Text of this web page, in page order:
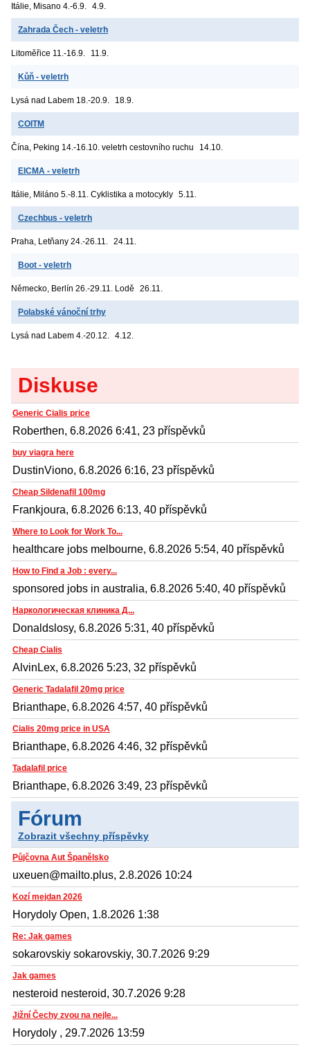
Itálie, Misano 4.-6.9. 4.9.
Zahrada Čech - veletrh
Litoměřice 11.-16.9. 11.9.
Kůň - veletrh
Lysá nad Labem 18.-20.9. 18.9.
COITM
Čína, Peking 14.-16.10. veletrh cestovního ruchu 14.10.
EICMA - veletrh
Itálie, Miláno 5.-8.11. Cyklistika a motocykly 5.11.
Czechbus - veletrh
Praha, Letňany 24.-26.11. 24.11.
Boot - veletrh
Německo, Berlín 26.-29.11. Lodě 26.11.
Polabské vánoční trhy
Lysá nad Labem 4.-20.12. 4.12.
Diskuse
Generic Cialis price
Roberthen, 6.8.2026 6:41, 23 příspěvků
buy viagra here
DustinViono, 6.8.2026 6:16, 23 příspěvků
Cheap Sildenafil 100mg
Frankjoura, 6.8.2026 6:13, 40 příspěvků
Where to Look for Work To...
healthcare jobs melbourne, 6.8.2026 5:54, 40 příspěvků
How to Find a Job : every...
sponsored jobs in australia, 6.8.2026 5:40, 40 příspěvků
Наркологическая клиника Д...
Donaldslosy, 6.8.2026 5:31, 40 příspěvků
Cheap Cialis
AlvinLex, 6.8.2026 5:23, 32 příspěvků
Generic Tadalafil 20mg price
Brianthape, 6.8.2026 4:57, 40 příspěvků
Cialis 20mg price in USA
Brianthape, 6.8.2026 4:46, 32 příspěvků
Tadalafil price
Brianthape, 6.8.2026 3:49, 23 příspěvků
Fórum
Zobrazit všechny příspěvky
Půjčovna Aut Španělsko
uxeuen@mailto.plus, 2.8.2026 10:24
Kozí mejdan 2026
Horydoly Open, 1.8.2026 1:38
Re: Jak games
sokarovskiy sokarovskiy, 30.7.2026 9:29
Jak games
nesteroid nesteroid, 30.7.2026 9:28
Jižní Čechy zvou na nejle...
Horydoly , 29.7.2026 13:59